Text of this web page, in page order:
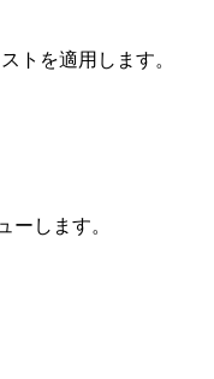
トを適用します。
ーします。